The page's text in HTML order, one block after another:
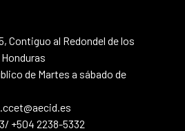
Contiguo al Redondel de los
de Martes a sábado de
+504 2238-5332